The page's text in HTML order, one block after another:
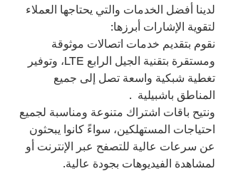
لدينا أفضل الخدمات والتي يحتاجها العملاء
لتقوية الإشارات أبرزها:
نقوم بتقديم خدمات اتصالات موثوقة
ومستقرة بتقنية الجيل الرابع LTE، وتوفير
تغطية شبكية واسعة تصل إلى جميع
المناطق باشبيلية  .
ونتيح باقات اشتراك متنوعة ومناسبة لجميع
احتياجات المستهلكين، سواءً كانوا يبحثون
عن سرعات عالية للتصفح عبر الإنترنت أو
لمشاهدة الفيديوهات بجودة عالية.